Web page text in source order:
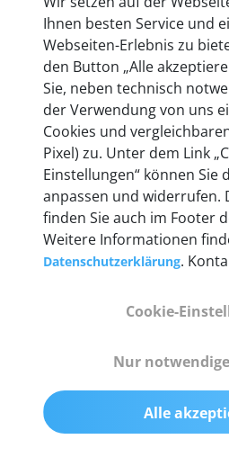
entwickeln wir unsere
Berlin laufend weiter. Auf
heute mehr als 60.000
Technische
Lieferumfang
55 mm x 25 mm x 12 mm
200 g
Ihnen besten Service und
Webseiten-Erlebnis zu
den Button „Alle
Sie, neben technisch
der Verwendung von uns
Cookies und
Pixel) zu. Unter dem Link
Einstellungen“ können Sie
anpassen und widerrufen.
finden Sie auch im Footer
Weitere Informationen
Datenschutzerklärung.
Cookie-
Nur
Alle